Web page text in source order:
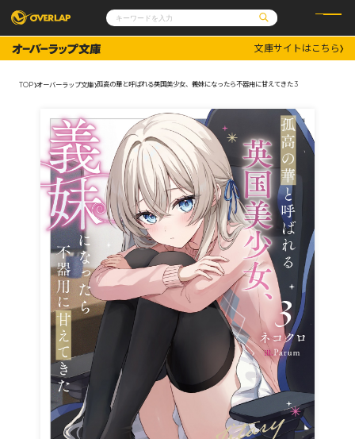
コミックガルド
コミッククリエ
文庫
ノベルス
コミックエッセイ
ポケットモンスター
アニメ
ゲーム
通販・NEWS
OVERLAP STORE
オーバーラップ広報室
企業
会社概要
採用情報
アクセス
オーバーラップホールディングス
お問い合わせはこちら
オーバーラップ文庫
オーバーラップノベルス
オーバーラップノベルスf
ロサージュノベルス
文庫サイトはこちら
TOP オーバーラップ文庫 孤高の華と呼ばれる英国美少女、義妹になったら不器用に甘えてきた 3